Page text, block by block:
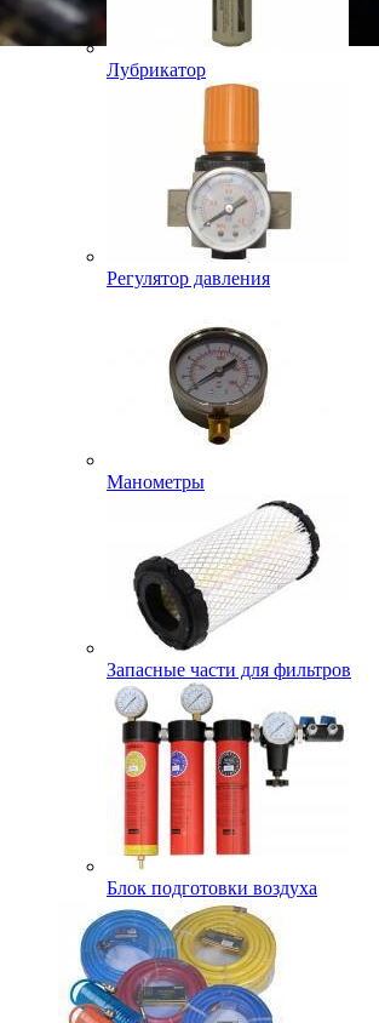
Лубрикатор
Регулятор давления
Манометры
Запасные части для фильтров
Блок подготовки воздуха